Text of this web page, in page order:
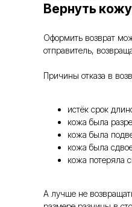
Вернуть
Оформить возврат
отправитель,
Причины отказа в
истёк срок
кожа была
кожа была
кожа была
кожа потеряла
А лучше не